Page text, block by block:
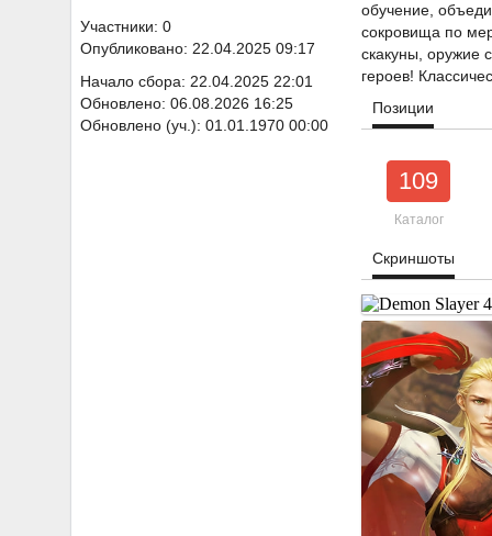
Участники: 0
Опубликовано: 22.04.2025 09:17
Начало сбора: 22.04.2025 22:01
Обновлено: 06.08.2026 16:25
Обновлено (уч.): 01.01.1970 00:00
обучение,
сокровища по
скакуны, оружие
героев!
Позиции
109
Каталог
Скриншоты